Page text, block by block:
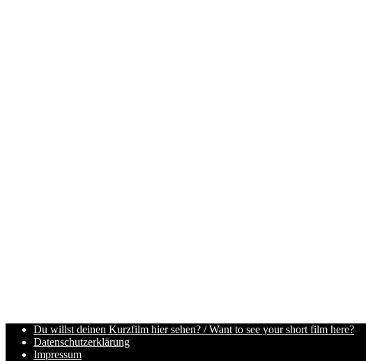
Du willst deinen Kurzfilm hier sehen? / Want to see your short film here?
Datenschutzerklärung
Impressum